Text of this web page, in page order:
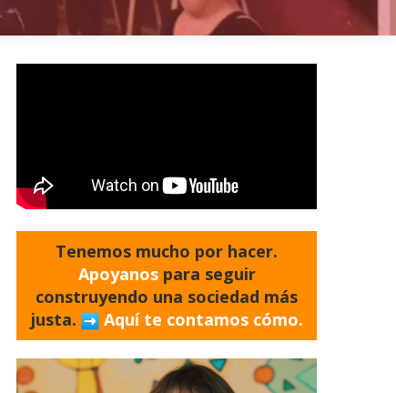
Tenemos mucho por hacer.
Apoyanos para seguir
construyendo una sociedad más
justa.
Aquí te contamos cómo.